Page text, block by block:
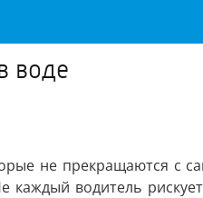
воде
не прекращаются с
каждый водитель